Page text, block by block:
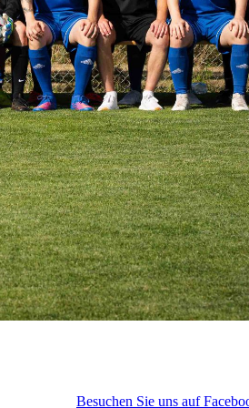
Besuchen Sie uns auf